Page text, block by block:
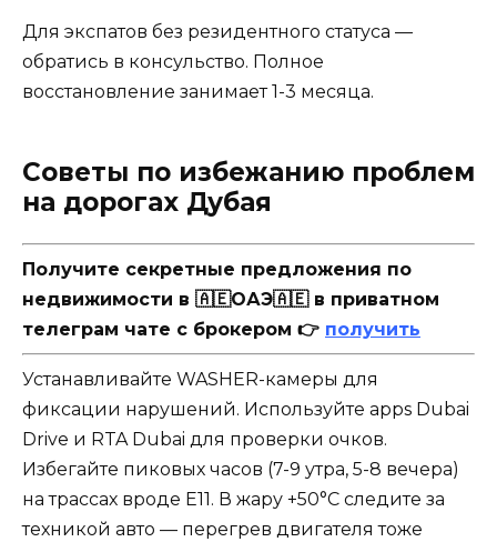
Для экспатов без резидентного статуса —
обратись в консульство. Полное
восстановление занимает 1-3 месяца.
Советы по избежанию проблем
на дорогах Дубая
Получите секретные предложения по
недвижимости в 🇦🇪ОАЭ🇦🇪 в приватном
телеграм чате с брокером 👉 получить
Устанавливайте WASHER-камеры для
фиксации нарушений. Используйте apps Dubai
Drive и RTA Dubai для проверки очков.
Избегайте пиковых часов (7-9 утра, 5-8 вечера)
на трассах вроде E11. В жару +50°C следите за
техникой авто — перегрев двигателя тоже